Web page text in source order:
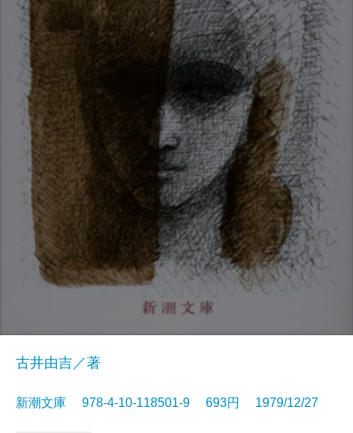
古井由吉／著
新潮文庫 978-4-10-118501-9 693円 1979/12/27